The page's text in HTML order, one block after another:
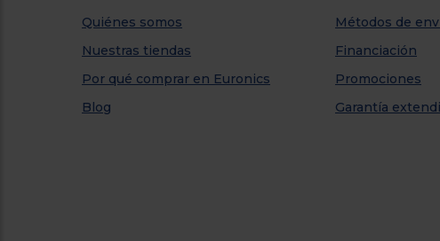
Quiénes somos
Nuestras tiendas
Por qué comprar en Euronics
Blog
Métodos de
Financiación
Promociones
Garantía